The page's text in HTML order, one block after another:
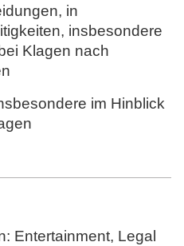
in
insbesondere
Klagen nach
im Hinblick
Entertainment, Legal